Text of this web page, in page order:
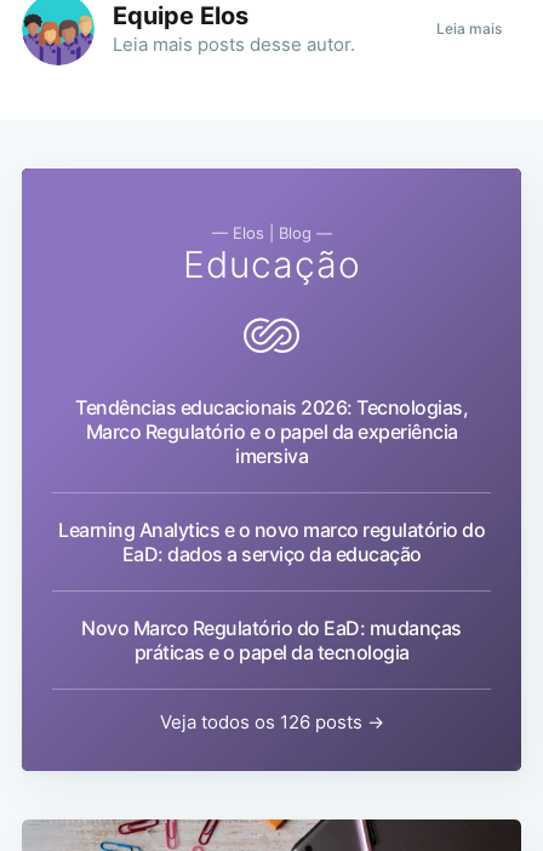
Equipe Elos
Leia mais posts desse autor.
Leia mais
— Elos | Blog —
Educação
Tendências educacionais 2026: Tecnologias,
Marco Regulatório e o papel da experiência
imersiva
Learning Analytics e o novo marco regulatório do
EaD: dados a serviço da educação
Novo Marco Regulatório do EaD: mudanças
práticas e o papel da tecnologia
Veja todos os 126 posts →